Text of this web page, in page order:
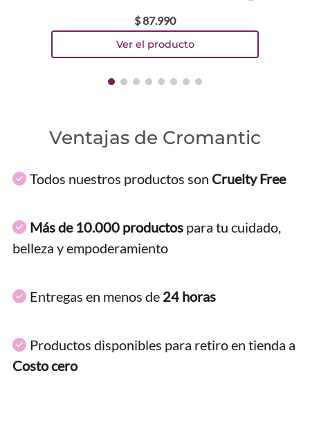
$87.990
Ventajas de Cromantic
Todos nuestros productos son Cruelty Free
Más de 10.000 productos para tu cuidado,
belleza y empoderamiento
Entregas en menos de 24 horas
Productos disponibles para retiro en tienda a
Costo cero